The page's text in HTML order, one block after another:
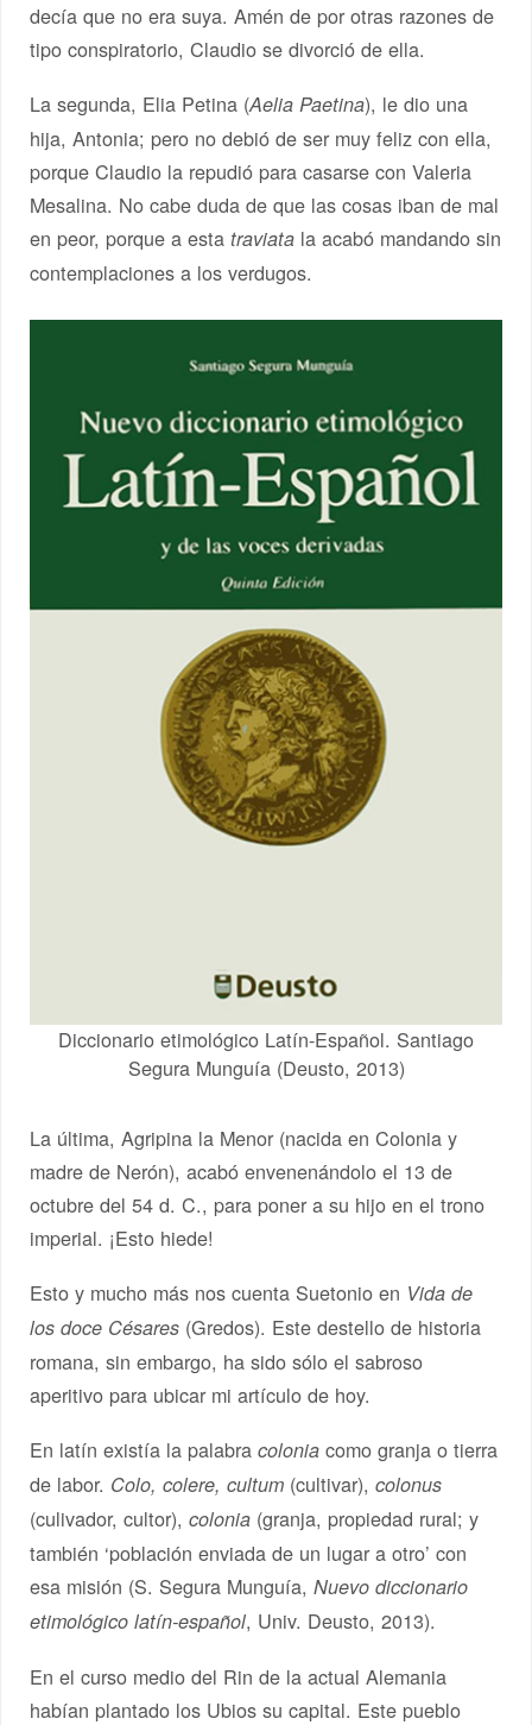
decía que no era suya. Amén de por otras razones de
tipo conspiratorio, Claudio se divorció de ella.
La segunda, Elia Petina (Aelia Paetina), le dio una
hija, Antonia; pero no debió de ser muy feliz con ella,
porque Claudio la repudió para casarse con Valeria
Mesalina. No cabe duda de que las cosas iban de mal
en peor, porque a estatraviata la acabó mandando sin
contemplaciones a los verdugos.
Diccionario etimológico Latín-Español. Santiago
Segura Munguía (Deusto, 2013)
La última, Agripina la Menor (nacida en Colonia y
madre de Nerón), acabó envenenándolo el 13 de
octubre del 54 d. C., para poner a su hijo en el trono
imperial. ¡Esto hiede!
Esto y mucho más nos cuenta Suetonio en Vida de
los doce Césares (Gredos). Este destello de historia
romana, sin embargo, ha sido sólo el sabroso
aperitivo para ubicar mi artículo de hoy.
En latín existía la palabracolonia como granja o tierra
de labor. Colo, colere, cultum (cultivar),colonus
(culivador, cultor),colonia (granja, propiedad rural; y
también ‘población enviada de un lugar a otro’ con
esa misión (S. Segura Munguía,Nuevo diccionario
etimológico latín-español, Univ. Deusto, 2013).
En el curso medio del Rin de la actual Alemania
habían plantado los Ubios su capital. Este pueblo